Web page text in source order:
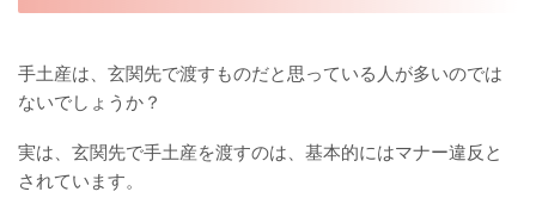
手土産は、玄関先で渡すものだと思っている人が多いのでは
ないでしょうか？
実は、玄関先で手土産を渡すのは、基本的にはマナー違反と
されています。